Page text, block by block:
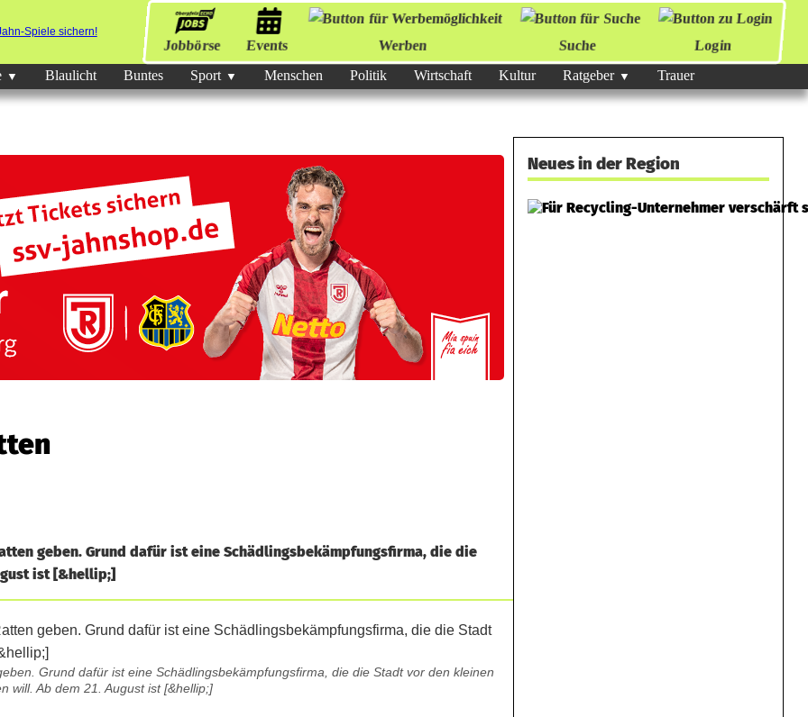
Jobbörse Events Werben Suche
Login
Blaulicht Buntes Sport Menschen Politik Wirtschaft Kultur Ratgeber Trauer
geben. Grund dafür ist eine Schädlingsbekämpfungsfirma, die die
ist [&hellip;]
Grund dafür ist eine Schädlingsbekämpfungsfirma, die die Stadt vor den kleinen
will. Ab dem 21. August ist [&hellip;]
Neues in der Region